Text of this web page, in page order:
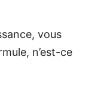
vous
n’est-ce